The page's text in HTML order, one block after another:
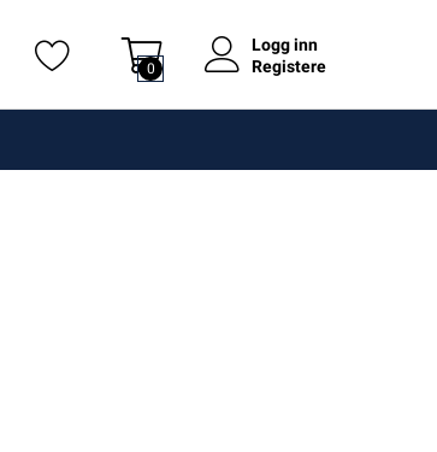
0
Logg inn
Registere